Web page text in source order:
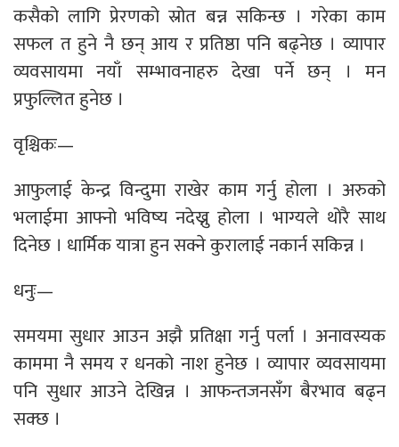
कसैको लागि प्रेरणको स्रोत बन्न सकिन्छ । गरेका काम
सफल त हुने नै छन् आय र प्रतिष्ठा पनि बढ्नेछ । व्यापार
व्यवसायमा नयाँ सम्भावनाहरु देखा पर्ने छन् । मन
प्रफुल्लित हुनेछ ।
वृश्चिकः—
आफुलाई केन्द्र विन्दुमा राखेर काम गर्नु होला । अरुको
भलाईमा आफ्नो भविष्य नदेख्नु होला । भाग्यले थोरै साथ
दिनेछ । धार्मिक यात्रा हुन सक्ने कुरालाई नकार्न सकिन्न ।
धनुः—
समयमा सुधार आउन अझै प्रतिक्षा गर्नु पर्ला । अनावस्यक
काममा नै समय र धनको नाश हुनेछ । व्यापार व्यवसायमा
पनि सुधार आउने देखिन्न । आफन्तजनसँग बैरभाव बढ्न
सक्छ ।